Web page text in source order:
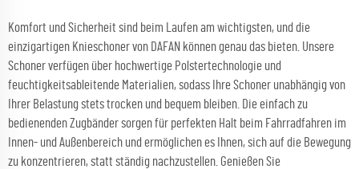
Komfort und Sicherheit sind beim Laufen am wichtigsten, und die
einzigartigen Knieschoner von DAFAN können genau das bieten. Unsere
Schoner verfügen über hochwertige Polstertechnologie und
feuchtigkeitsableitende Materialien, sodass Ihre Schoner unabhängig von
Ihrer Belastung stets trocken und bequem bleiben. Die einfach zu
bedienenden Zugbänder sorgen für perfekten Halt beim Fahrradfahren im
Innen- und Außenbereich und ermöglichen es Ihnen, sich auf die Bewegung
zu konzentrieren, statt ständig nachzustellen. Genießen Sie